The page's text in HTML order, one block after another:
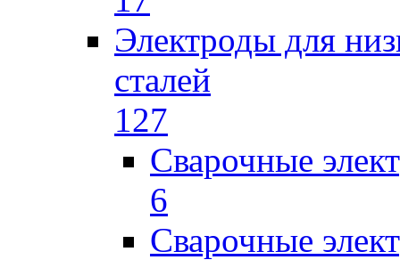
Электроды для
сталей
127
Сварочные
6
Сварочные